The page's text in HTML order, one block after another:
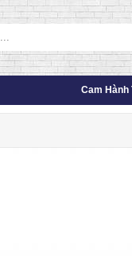
Cam Hành